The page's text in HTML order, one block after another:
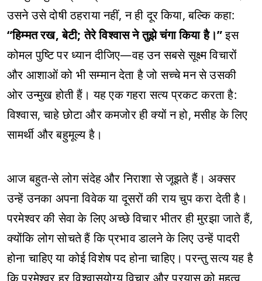
उसने उसे दोषी ठहराया नहीं, न ही दूर किया, बल्कि कहा:
“हिम्मत रख, बेटी; तेरे विश्वास ने तुझे चंगा किया है।”इस
कोमल पुष्टि पर ध्यान दीजिए—वह उन सबसे सूक्ष्म विचारों
और आशाओं को भी सम्मान देता है जो सच्चे मन से उसकी
ओर उन्मुख होती हैं। यह एक गहरा सत्य प्रकट करता है:
विश्वास, चाहे छोटा और कमजोर ही क्यों न हो, मसीह के लिए
सामर्थी और बहुमूल्य है।
आज बहुत-से लोग संदेह और निराशा से जूझते हैं। अक्सर
उन्हें उनका अपना विवेक या दूसरों की राय चुप करा देती है।
परमेश्वर की सेवा के लिए अच्छे विचार भीतर ही मुरझा जाते हैं,
क्योंकि लोग सोचते हैं कि प्रभाव डालने के लिए उन्हें पादरी
होना चाहिए या कोई विशेष पद होना चाहिए। परन्तु सत्य यह है
कि परमेश्वर हर विश्वासयोग्य विचार और प्रयास को महत्व